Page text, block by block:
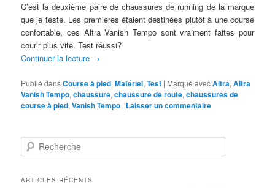
C’est la deuxième paire de chaussures de running de la marque
que je teste. Les premières étaient destinées plutôt à une course
confortable, ces Altra Vanish Tempo sont vraiment faites pour
courir plus vite. Test réussi?
Continuer la lecture →
Publié dansCourse à pied,Matériel,Test | Marqué avecAltra,Altra
Vanish Tempo,chaussure,chaussure de route,chaussures de
course à pied,Vanish Tempo | Laisser un commentaire
e
h
ARTICLES RÉCENTS